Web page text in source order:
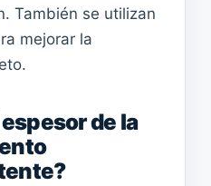
También se utilizan
mejorar la
de la